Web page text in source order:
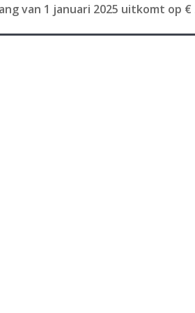
van 1 januari 2025 uitkomt op €